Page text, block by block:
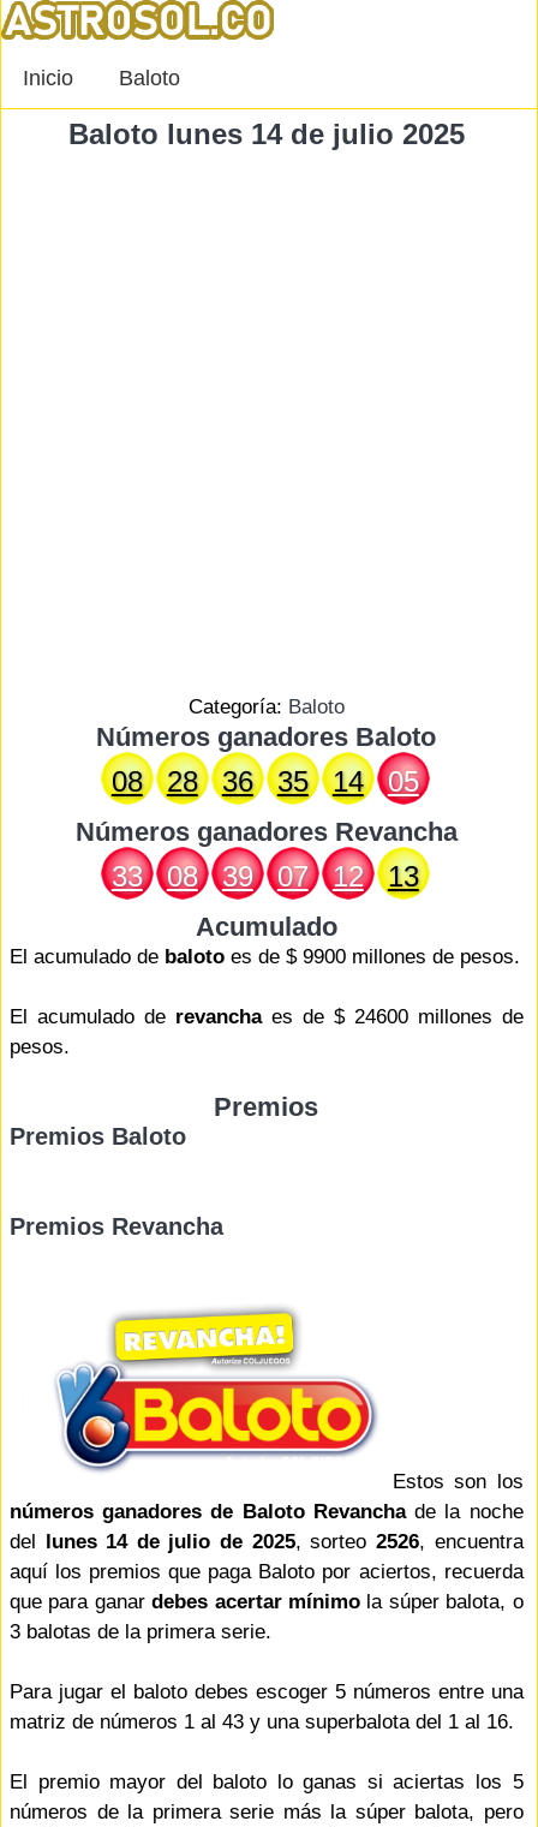
Inicio Baloto
Baloto lunes 14 de julio 2025
Categoría: Baloto
Números ganadores Baloto
08 28 36 35 14 05
Números ganadores Revancha
33 08 39 07 12 13
Acumulado
El acumulado de baloto es de $ 9900 millones de pesos.
El acumulado de revanchaes de $ 24600 millones de
pesos.
Premios
Premios Baloto
Premios Revancha
Estos son los
números ganadores de Baloto Revanchade la noche
del lunes 14 de julio de 2025, sorteo 2526, encuentra
aquí los premios que paga Baloto por aciertos, recuerda
que para ganardebes acertar mínimo la súper balota, o
3 balotas de la primera serie.
Para jugar el baloto debes escoger 5 números entre una
matriz de números 1 al 43 y una superbalota del 1 al 16.
El premio mayor del baloto lo ganas si aciertas los 5
números de la primera serie más la súper balota, pero